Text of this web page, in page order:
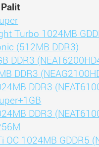
Turbo 1024MB
(512MB DDR3)
DDR3
DDR3
DDR3
DDR3
OC 1024MB GDDR5